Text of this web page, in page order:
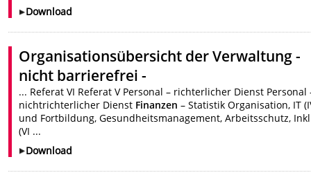
Download
Organisationsübersicht der Verwaltung -
nicht barrierefrei -
... Referat VI Referat V Personal – richterlicher Dienst Personal
nichtrichterlicher Dienst Finanzen – Statistik Organisation, IT
und Fortbildung, Gesundheitsmanagement, Arbeitsschutz,
(VI ...
Download